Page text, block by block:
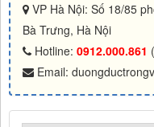
VP Hà Nội: Số 18/85
Bà Trưng, Hà Nội
Hotline: 0912.000.861
Email: